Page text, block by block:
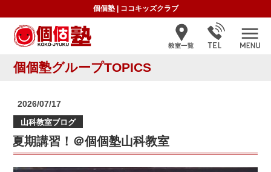
個個塾| ココキッズクラブ
個個塾グループTOPICS
投
日:
2026/07/17
山科教室ブログ
夏期講習！＠個個塾山科教室